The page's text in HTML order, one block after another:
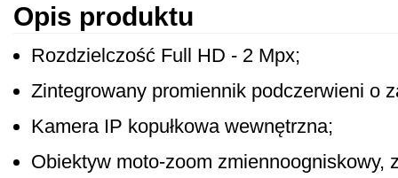
Opis produktu
Rozdzielczość Full HD - 2 Mpx;
Zintegrowany promiennik podczerwieni o
Kamera IP kopułkowa wewnętrzna;
Obiektyw moto-zoom zmiennoogniskowy,